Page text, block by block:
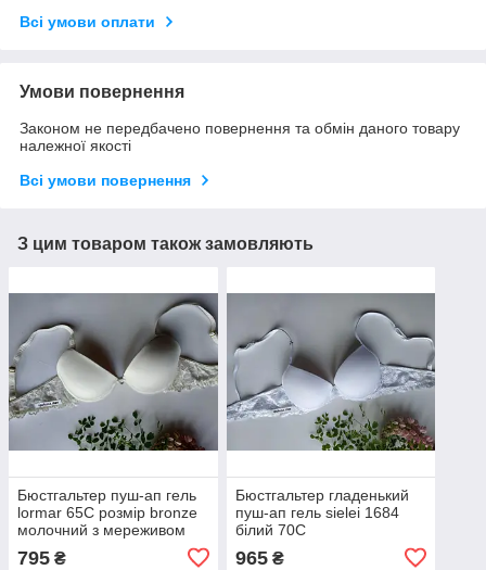
Всі умови оплати
Умови повернення
Законом не передбачено повернення та обмін даного товару
належної якості
Всі умови повернення
З цим товаром також замовляють
Бюстгальтер пуш-ап гель
lormar 65С розмір bronze
молочний з мереживом
795 ₴
Бюстгальтер гладенький
пуш-ап гель sielei 1684
білий 70C
965₴